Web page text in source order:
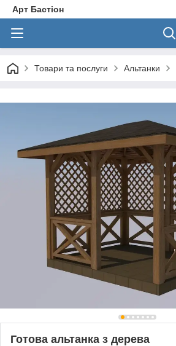
Арт Бастіон
Товари та послуги Альтанки
Готова альтанка з дерева